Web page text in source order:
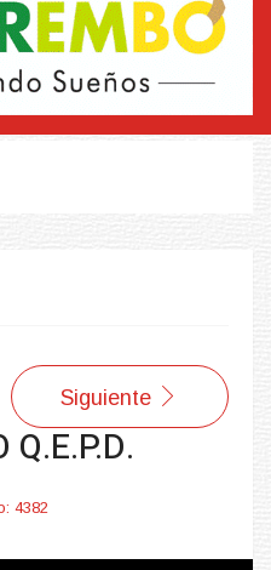
Siguiente
4382